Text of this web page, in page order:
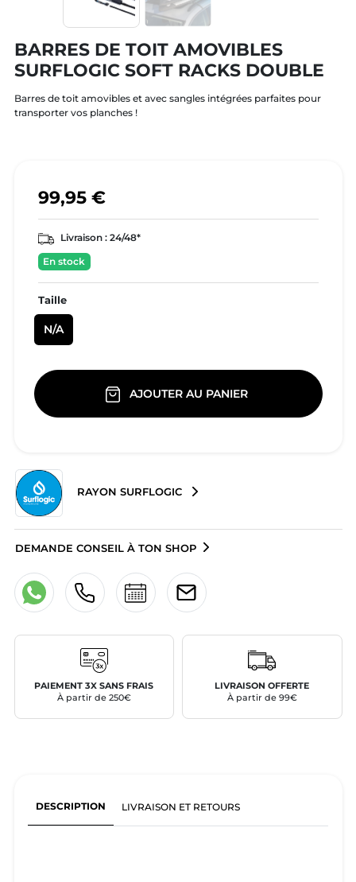
BARRES DE TOIT AMOVIBLES
SURFLOGIC SOFT RACKS DOUBLE
Barres de toit amovibles et avec sangles intégrées parfaites pour
transporter vos planches !
99,95 €
Livraison : 24/48*
En stock
Taille
N/A
AJOUTER AU PANIER
RAYON SURFLOGIC
DEMANDE CONSEIL À TON SHOP
PAIEMENT 3X SANS FRAIS
À partir de 250€
LIVRAISON OFFERTE
À partir de 99€
DESCRIPTION LIVRAISON ET RETOURS